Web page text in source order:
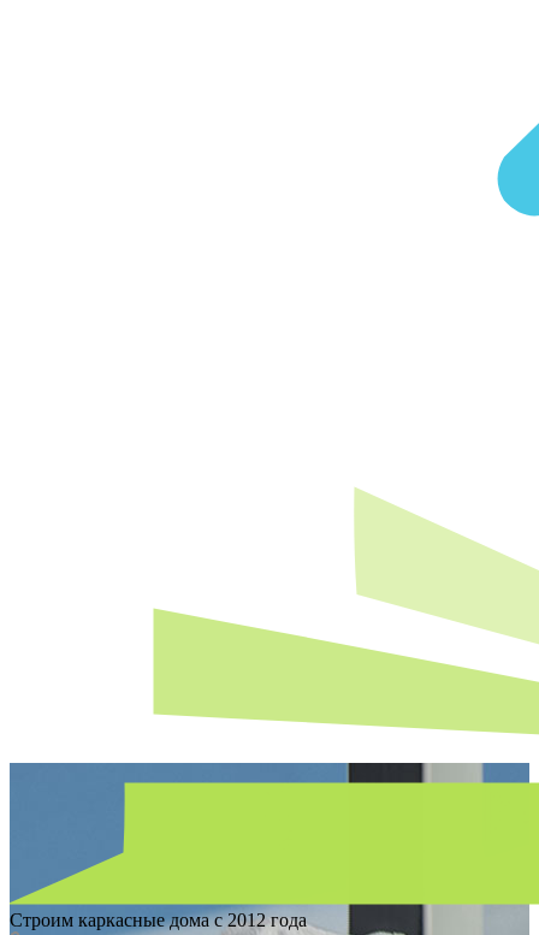
Строим каркасные дома с 2012 года